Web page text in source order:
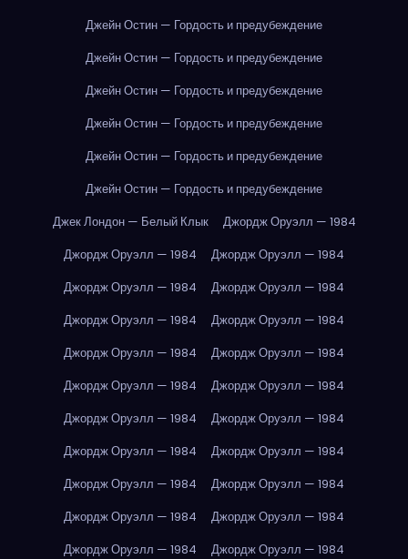
Джейн Остин — Гордость и предубеждение
Джейн Остин — Гордость и предубеждение
Джейн Остин — Гордость и предубеждение
Джейн Остин — Гордость и предубеждение
Джейн Остин — Гордость и предубеждение
Джейн Остин — Гордость и предубеждение
Джек Лондон — Белый Клык
Джордж Оруэлл — 1984
Джордж Оруэлл — 1984
Джордж Оруэлл — 1984
Джордж Оруэлл — 1984
Джордж Оруэлл — 1984
Джордж Оруэлл — 1984
Джордж Оруэлл — 1984
Джордж Оруэлл — 1984
Джордж Оруэлл — 1984
Джордж Оруэлл — 1984
Джордж Оруэлл — 1984
Джордж Оруэлл — 1984
Джордж Оруэлл — 1984
Джордж Оруэлл — 1984
Джордж Оруэлл — 1984
Джордж Оруэлл — 1984
Джордж Оруэлл — 1984
Джордж Оруэлл — 1984
Джордж Оруэлл — 1984
Джордж Оруэлл — 1984
Джордж Оруэлл — 1984